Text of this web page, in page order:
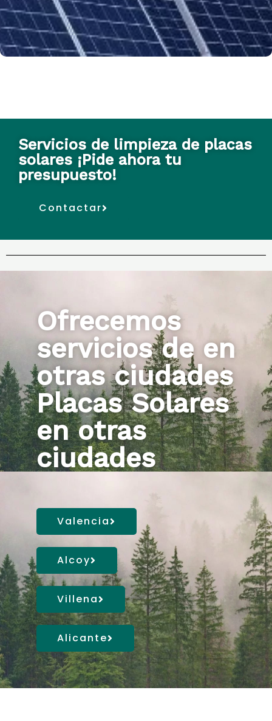
Servicios de limpieza de placas
solares ¡Pide ahora tu
presupuesto!
Contactar
Ofrecemos
servicios de en
otras ciudades
Placas Solares
en otras
ciudades
Valencia
Alcoy
Villena
Alicante